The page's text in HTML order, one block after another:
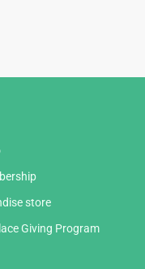
store
Giving Program